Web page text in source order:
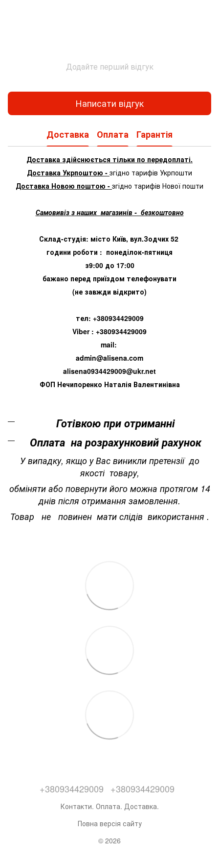
Додайте перший відгук
Написати відгук
Доставка Оплата Гарантія
Доставка здійснюється тільки по передоплаті.
Доставка Укрпоштою - згідно тарифів Укрпошти
Доставка Новою поштою - згідно тарифів Нової пошти
Самовивіз з наших магазинів - безкоштовно
Склад-студія: місто Київ, вул.Зодчих 52
години роботи : понеділок-пятниця
з9:00 до 17:00
бажано перед приїздом телефонувати
(не завжди відкрито)
тел: +380934429009
Viber : +380934429009
mail:
admin@alisena.com
alisena0934429009@ukr.net
ФОП Нечипоренко Наталія Валентинівна
Готівкою при отриманні
Оплата на розрахунковий рахунок
У випадку, якщо у Вас виникли претензії до
якості товару,
обміняти або повернути його можна протягом 14
днів після отримання замовлення.
Товар не повинен мати слідів використання .
+380934429009 +380934429009
Контакти. Оплата. Доставка.
Повна версія сайту
© 2026